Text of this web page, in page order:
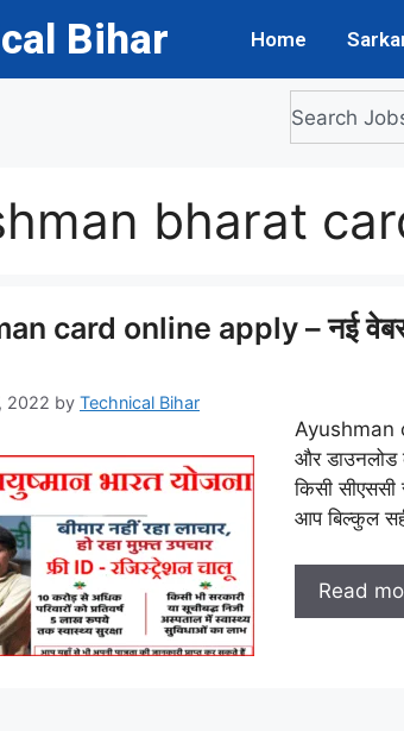
Bihar Home
bharat
card online apply – नई
2022 by Technical Bihar
Ayushman
और
किसी
आप बिल्कुल
Read